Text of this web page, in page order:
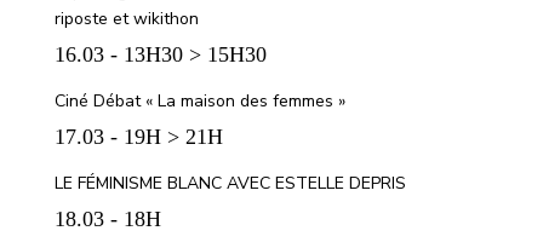
riposte et wikithon
16.03 - 13H30 > 15H30
Ciné Débat « La maison des femmes »
17.03 - 19H > 21H
LE FÉMINISME BLANC AVEC ESTELLE DEPRIS
18.03 - 18H